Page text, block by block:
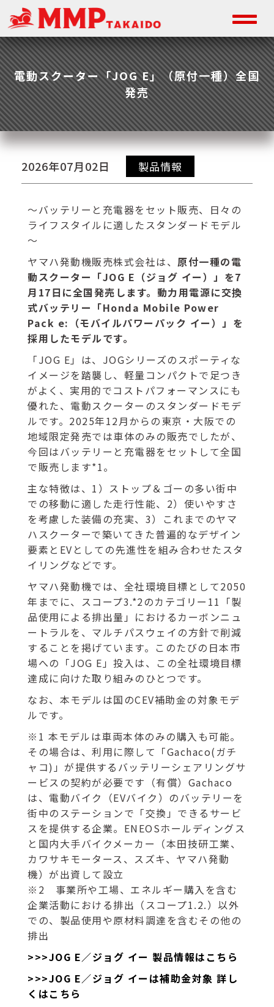
電動スクーター「JOG E」（原付一種）全国
発売
2026年07月02日 製品情報
～バッテリーと充電器をセット販売、日々の
ライフスタイルに適したスタンダードモデル
～
ヤマハ発動機販売株式会社は、 原付一種の電
動スクーター「JOG E（ジョグ イー）」を7
月17日に全国発売します。動力用電源に交換
式バッテリー「Honda Mobile Power
Pack e:（モバイルパワーパック イー）」を
採用したモデルです。
「JOG E」は、JOGシリーズのスポーティな
イメージを踏襲し、軽量コンパクトで足つき
がよく、実用的でコストパフォーマンスにも
優れた、電動スクーターのスタンダードモデ
ルです。2025年12月からの東京・大阪での
地域限定発売では車体のみの販売でしたが、
今回はバッテリーと充電器をセットして全国
で販売します*1。
主な特徴は、1）ストップ＆ゴーの多い街中
での移動に適した走行性能、2）使いやすさ
を考慮した装備の充実、3）これまでのヤマ
ハスクーターで築いてきた普遍的なデザイン
要素とEVとしての先進性を組み合わせたスタ
イリングなどです。
ヤマハ発動機では、全社環境目標として2050
年までに、スコープ3.*2のカテゴリー11「製
品使用による排出量」におけるカーボンニュ
ートラルを、マルチパスウェイの方針で削減
することを掲げています。このたびの日本市
場への「JOG E」投入は、この全社環境目標
達成に向けた取り組みのひとつです。
なお、本モデルは国のCEV補助金の対象モデ
ルです。
※1 本モデルは車両本体のみの購入も可能。
その場合は、利用に際して「Gachaco(ガチ
ャコ)」が提供するバッテリーシェアリングサ
ービスの契約が必要です（有償）Gachaco
は、電動バイク（EVバイク）のバッテリーを
街中のステーションで「交換」できるサービ
スを提供する企業。ENEOSホールディングス
と国内大手バイクメーカー（本田技研工業、
カワサキモータース、スズキ、ヤマハ発動
機）が出資して設立
※2 事業所や工場、エネルギー購入を含む
企業活動における排出（スコープ1.2.）以外
での、製品使用や原材料調達を含むその他の
排出
>>>JOG E／ジョグ イー 製品情報はこちら
>>>JOG E／ジョグ イーは補助金対象 詳し
くはこちら